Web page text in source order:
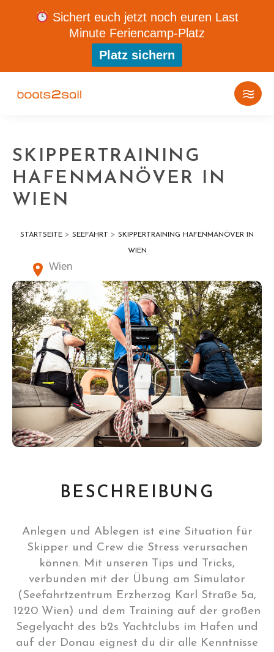
SKIPPERTRAINING
HAFENMANÖVER IN
WIEN
STARTSEITE > SEEFAHRT > SKIPPERTRAINING HAFENMANÖVER IN
WIEN
Wien
BESCHREIBUNG
Anlegen und Ablegen ist eine Situation für
Skipper und Crew die Stress verursachen
können. Mit unseren Tips und Tricks,
verbunden mit der Übung am Simulator
(Seefahrtzentrum Erzherzog Karl Straße 5a,
1220 Wien) und dem Training auf der großen
Segelyacht des b2s Yachtclubs im Hafen und
auf der Donau eignest du dir alle Kenntnisse
Sichert euch jetzt noch euren Last
Minute Feriencamp-Platz
Platz sichern